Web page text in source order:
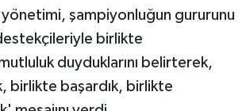
yönetimi, şampiyonluğun gururunu
birlikte
duyduklarını belirterek,
birlikte başardık, birlikte